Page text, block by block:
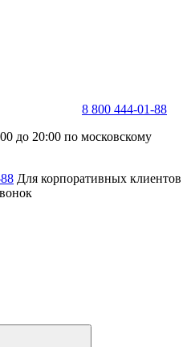
8 800 444-01-88
до 20:00 по московскому
Для корпоративных клиентов